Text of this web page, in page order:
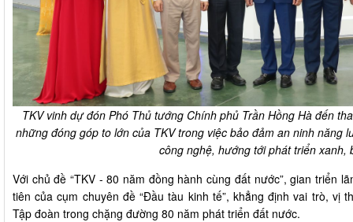
TKV vinh dự đón Phó Thủ tướng Chính phủ Trần Hồng Hà đến
những đóng góp to lớn của TKV trong việc bảo đảm an ninh năng
công nghệ, hướng tới phát triển xanh,
Với chủ đề “TKV - 80 năm đồng hành cùng đất nước”, gian triển
tiên của cụm chuyên đề “Đầu tàu kinh tế”, khẳng định vai trò, vị
Tập đoàn trong chặng đường 80 năm phát triển đất nước.